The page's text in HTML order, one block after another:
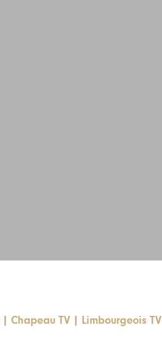
Chapeau TV Limbourgeois TV